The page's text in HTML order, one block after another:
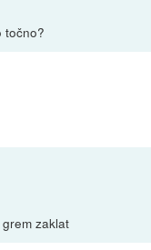
točno?
zaklat